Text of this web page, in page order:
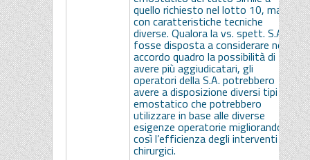
quello richiesto nel lotto 10, ma
con caratteristiche tecniche
diverse. Qualora la vs. spett. S.A.
fosse disposta a considerare nell’
accordo quadro la possibilità di
avere più aggiudicatari, gli
operatori della S.A. potrebbero
avere a disposizione diversi tipi di
emostatico che potrebbero
utilizzare in base alle diverse
esigenze operatorie migliorando
così l’efficienza degli interventi
chirurgici.